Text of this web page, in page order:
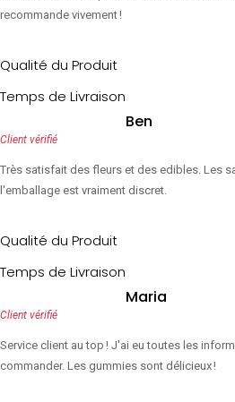
recommande vivement !
Qualité du Produit
Temps de Livraison
Ben
Client vérifié
Très satisfait des fleurs et des edibles. Les
l'emballage est vraiment discret.
Qualité du Produit
Temps de Livraison
Maria
Client vérifié
Service client au top ! J'ai eu toutes les
commander. Les gummies sont délicieux !